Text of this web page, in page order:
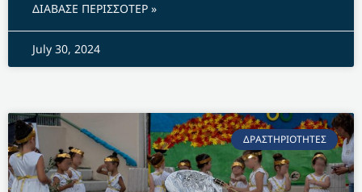
ΔΙΑΒΑΣΕ ΠΕΡΙΣΣΟΤΕΡ »
July 30, 2024
ΔΡΑΣΤΗΡΙΟΤΗΤΕΣ